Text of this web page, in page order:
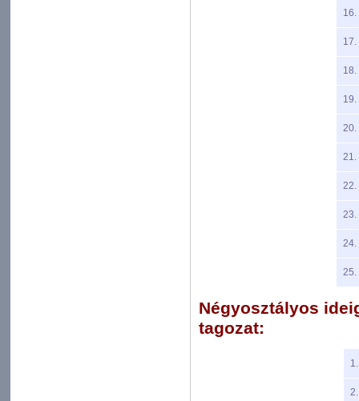
16.
17.
18.
19.
20.
21.
22.
23.
24.
25.
Négyosztályos
tagozat:
1.
2.